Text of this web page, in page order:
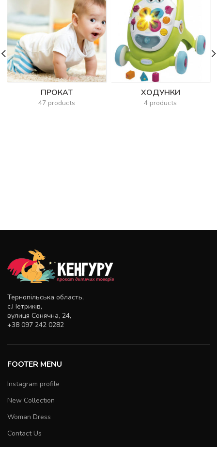
ПРОКАТ
47 products
ХОДУНКИ
4 products
Тернопільська область,
с.Петриків,
вулиця Сонячна, 24,
+38 097 242 0282
FOOTER MENU
Instagram profile
New Collection
Woman Dress
Contact Us
Latest News